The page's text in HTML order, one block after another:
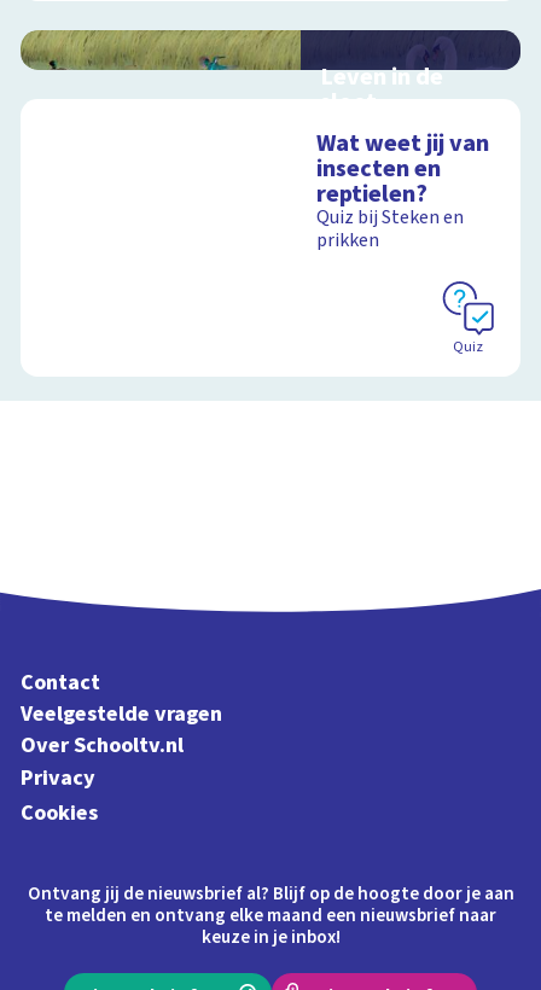
Leven in de
sloot
schoolplaat over het
slootleven
Wat weet jij van
insecten en
reptielen?
Quiz bij Steken en
prikken
Quiz
Contact
Veelgestelde vragen
Over Schooltv.nl
Privacy
Cookies
Ontvang jij de nieuwsbrief al? Blijf op de hoogte door je aan
te melden en ontvang elke maand een nieuwsbrief naar
keuze in je inbox!